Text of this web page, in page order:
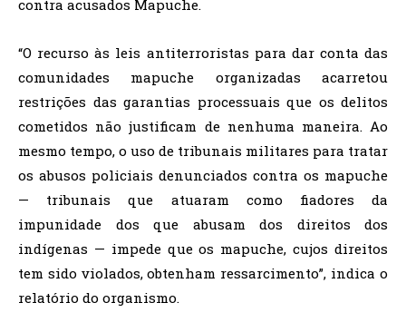
contra acusados Mapuche.
“O recurso às leis antiterroristas para dar conta das
comunidades mapuche organizadas acarretou
restrições das garantias processuais que os delitos
cometidos não justificam de nenhuma maneira. Ao
mesmo tempo, o uso de tribunais militares para tratar
os abusos policiais denunciados contra os mapuche
— tribunais que atuaram como fiadores da
impunidade dos que abusam dos direitos dos
indígenas — impede que os mapuche, cujos direitos
tem sido violados, obtenham ressarcimento”, indica o
relatório do organismo.